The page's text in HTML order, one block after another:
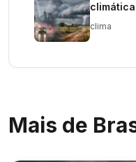
clima
Mais de